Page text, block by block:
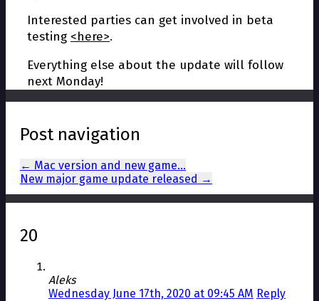
Interested parties can get involved in beta
testing <here>.
Everything else about the update will follow
next Monday!
Post navigation
← Mac version and new game…
New major game update released →
20
Aleks
Wednesday June 17th, 2020 at 09:45 AM Reply